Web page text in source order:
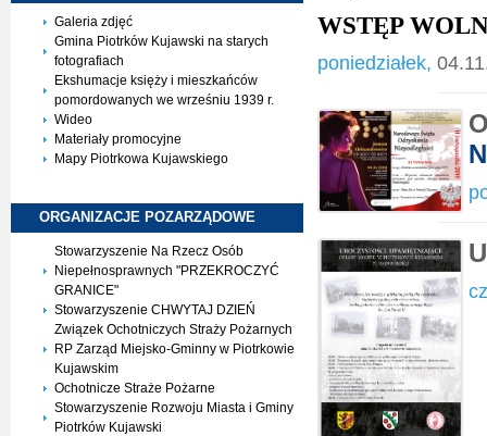
Galeria zdjęć
Gmina Piotrków Kujawski na starych
fotografiach
Ekshumacje księży i mieszkańców
pomordowanych we wrześniu 1939 r.
Wideo
Materiały promocyjne
Mapy Piotrkowa Kujawskiego
ORGANIZACJE POZARZĄDOWE
Stowarzyszenie Na Rzecz Osób
Niepełnosprawnych "PRZEKROCZYĆ
GRANICE"
Stowarzyszenie CHWYTAJ DZIEŃ
Związek Ochotniczych Straży Pożarnych
RP Zarząd Miejsko-Gminny w Piotrkowie
Kujawskim
Ochotnicze Straże Pożarne
Stowarzyszenie Rozwoju Miasta i Gminy
Piotrków Kujawski
WSTĘP
poniedziałek,